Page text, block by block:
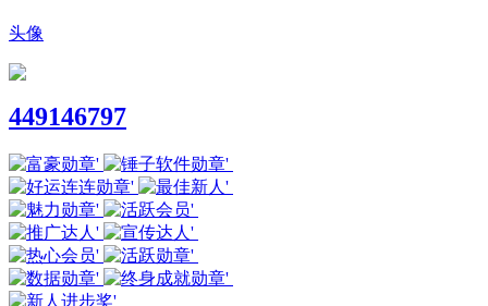
头像
449146797